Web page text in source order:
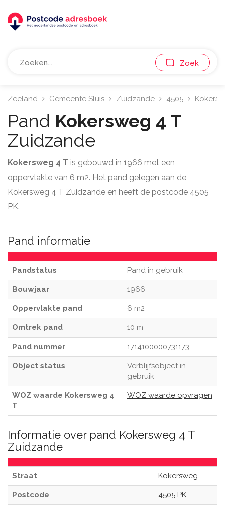
Zoek
Zeeland Gemeente Sluis Zuidzande 4505
Pand Kokersweg 4 T
Zuidzande
Kokersweg 4 T is gebouwd in 1966 met een
oppervlakte van 6 m2. Het pand gelegen aan de
Kokersweg 4 T Zuidzande en heeft de postcode 4505
PK.
Pand informatie
Pandstatus Pand in gebruik
Bouwjaar 1966
Oppervlakte pand 6 m2
Omtrek pand 10 m
Pand nummer 1714100000731173
Object status
Verblijfsobject in
gebruik
WOZ waarde Kokersweg 4
T
WOZ waarde opvragen
Informatie over pand Kokersweg 4 T
Zuidzande
Straat Kokersweg
Postcode 4505 PK